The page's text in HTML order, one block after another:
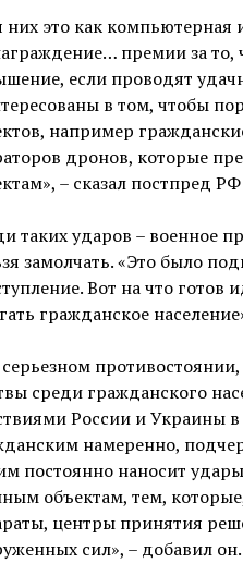
них это как компьютерная
премии за
если проводят
в том, чтобы
например
дронов, которые
– сказал постпред
таких ударов – военное
замолчать. «Это было
Вот на что
гражданское
среди гражданского
России и Украины
намеренно,
постоянно наносит
объектам, тем,
центры принятия
сил», – добавил он.